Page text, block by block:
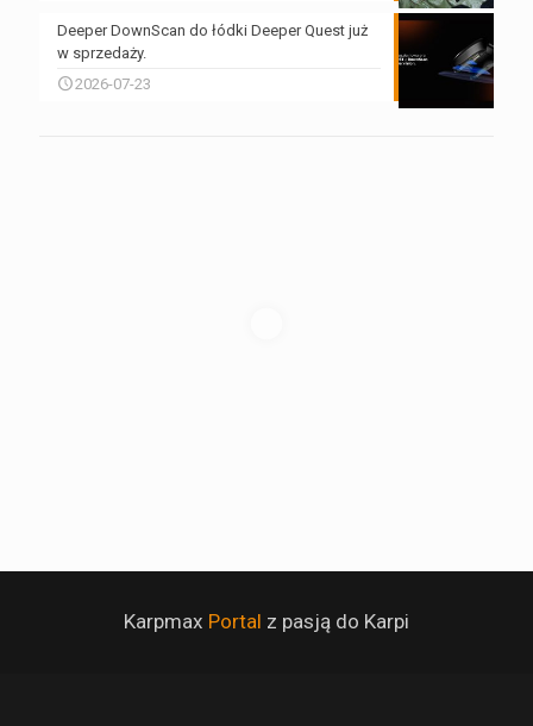
Deeper DownScan do łódki Deeper Quest już
w sprzedaży.
2026-07-23
Karpmax Portal z pasją do Karpi